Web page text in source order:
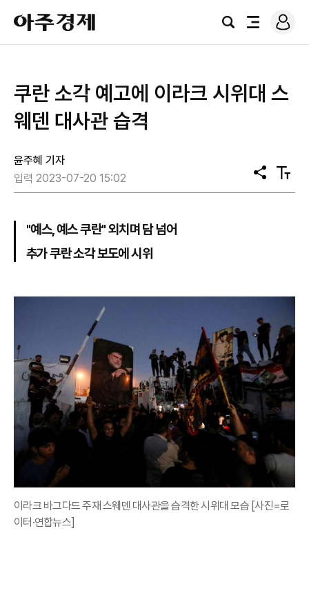
아
주
경
검
전
로
그
쿠란 소각 예고에 이라크 시위대 스
웨덴 대사관 습격
윤주혜 기자
입력 2023-07-20 15:02
공
유
텍
스
"예스, 예스 쿠란" 외치며 담 넘어
추가 쿠란 소각 보도에 시위
이라크 바그다드 주재 스웨덴 대사관을 습격한 시위대 모습 [사진=로
이터·연합뉴스]